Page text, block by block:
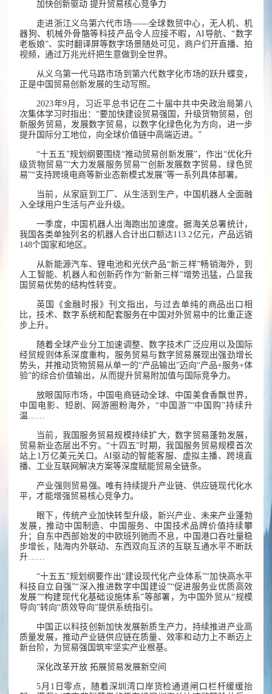
加快创新驱动 提升贸易核心竞争力
走进浙江义乌第六代市场——全球数贸中心，无人机、机
器狗、机械外骨骼等科技产品令人应接不暇，AI导航、“数字
老板娘”、实时翻译屏等数字场景随处可见，商户们开直播、拍
视频，通过万兆光纤把生意做到全世界。
从义乌第一代马路市场到第六代数字化市场的跃升蝶变，
正是中国贸易创新发展的生动写照。
2023年9月，习近平总书记在二十届中共中央政治局第八
次集体学习时指出：“要加快建设贸易强国，升级货物贸易，创
新服务贸易，发展数字贸易，以数字化绿色化为方向，进一步
提升国际分工地位，向全球价值链中高端迈进。”
“十五五”规划纲要围绕“推动贸易创新发展”，作出“优化升
级货物贸易”“大力发展服务贸易”“创新发展数字贸易、绿色贸
易”“支持跨境电商等新业态新模式发展”等一系列具体部署。
当前，从家庭到工厂、从生活到生产，中国机器人全面融
入全球用户生活与产业升级。
一季度，中国机器人出海跑出加速度。据海关总署统计，
我国各类单独列名的机器人合计出口额达113.2亿元，产品远销
148个国家和地区。
从新能源汽车、锂电池和光伏产品“新三样”畅销海外，到
人工智能、机器人和创新药作为“新新三样”增势迅猛，凸显我
国贸易优势的结构性转变。
英国《金融时报》刊文指出，与过去单纯的商品出口相
比，技术、数字系统和配套服务在中国对外贸易中的比重正逐
步上升。
随着全球产业分工加速调整、数字技术广泛应用以及国际
经贸规则体系深度重构，服务贸易与数字贸易展现出强劲增长
势头，并推动货物贸易从单一的“产品输出”迈向“产品+服务+体
验”的综合价值输出，从而提升贸易附加值与国际竞争力。
放眼国际市场，中国电商链动全球、中国美食香飘世界，
中国电影、短剧、网游圈粉海外，“中国游”“中国购”持续升
温……
当前，我国服务贸易规模持续扩大，数字贸易蓬勃发展，
贸易新业态层出不穷。“十四五”时期，我国服务贸易规模首次
站上1万亿美元关口。AI驱动的智能客服、虚拟主播、跨境直
播、工业互联网解决方案等深度赋能贸易全链条。
产业强则贸易强。唯有持续提升产业链、供应链现代化水
平，才能增强贸易核心竞争力。
眼下，传统产业加快转型升级，新兴产业、未来产业蓬勃
发展，推动中国制造、中国服务、中国技术品牌价值持续攀
升；自东中西部始发的中欧班列驰而不息，中国港口吞吐量稳
步增长，陆海内外联动、东西双向互济的互联互通水平不断跃
升……
“十五五”规划纲要作出“建设现代化产业体系”“加快高水平
科技自立自强”“深入推进数字中国建设”“促进服务业优质高效
发展”“构建现代化基础设施体系”等部署，为中国外贸从“规模
导向”转向“质效导向”提供系统指引。
中国正以科技创新加快发展新质生产力，持续推进产业高
质量发展，推动产业链供应链在质量、效率和动力上不断迈上
新台阶，为贸易强国筑牢坚实产业根基。
深化改革开放 拓展贸易发展新空间
5月1日零点，随着深圳湾口岸货检通道闸口栏杆缓缓抬